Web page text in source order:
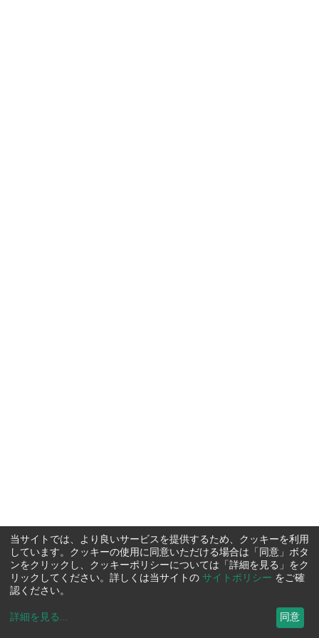
当サイトでは、より良いサービスを提供するため、クッキーを利用
しています。クッキーの使用に同意いただける場合は「同意」ボタ
ンをクリックし、クッキーポリシーについては「詳細を見る」をク
リックしてください。詳しくは当サイトの サイトポリシー をご確
認ください。
詳細を見る ... 同意